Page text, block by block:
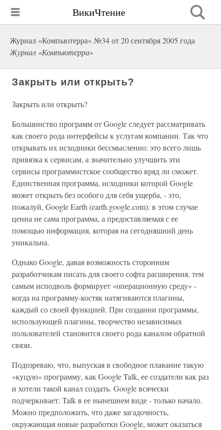
ВикиЧтение
Журнал «Компьютерра» №34 от 20 сентября 2005 года
Журнал «Компьютерра»
Закрыть или открыть?
Закрыть или открыть?
Большинство программ от Google следует рассматривать
как своего рода интерфейсы к услугам компании. Так что
открывать их исходники бессмысленно: это всего лишь
привязка к сервисам, а значительно улучшить эти
сервисы программистское сообщество вряд ли сможет.
Единственная программа, исходники которой Google
может открыть без особого для себя ущерба, - это,
пожалуй, Google Earth (earth.google.com): в этом случае
ценна не сама программа, а предоставляемая с ее
помощью информация, которая на сегодняшний день
уникальна.
Однако Google, давая возможность сторонним
разработчикам писать для своего софта расширения, тем
самым исподволь формирует «операционную среду» -
когда на программу-костяк натягиваются плагины,
каждый со своей функцией. При создании программы,
использующей плагины, творчество независимых
пользователей становится своего рода каналом обратной
связи.
Подозреваю, что, выпуская в свободное плавание такую
«куцую» программу, как Google Talk, ее создатели как раз
и хотели такой канал создать. Google всячески
подчеркивает: Talk в ее нынешнем виде - только начало.
Можно предположить, что даже загадочность,
окружающая новые разработки Google, может оказаться